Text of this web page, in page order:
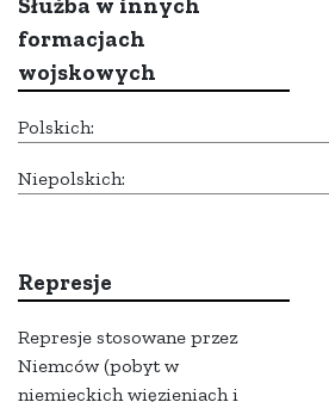
Służba w innych
formacjach
wojskowych
Polskich:
Niepolskich:
Represje
Represje stosowane przez
Niemców (pobyt w
niemieckich więzieniach i